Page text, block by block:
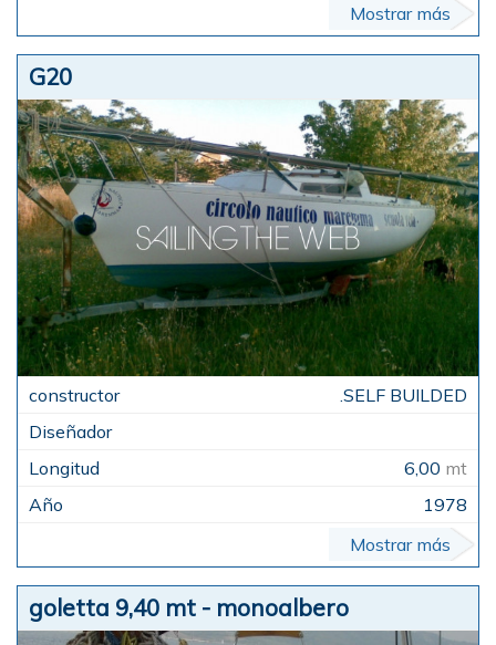
Mostrar más
G20
.SELF BUILDED
6,00 mt
1978
Mostrar más
goletta 9,40 mt - monoalbero